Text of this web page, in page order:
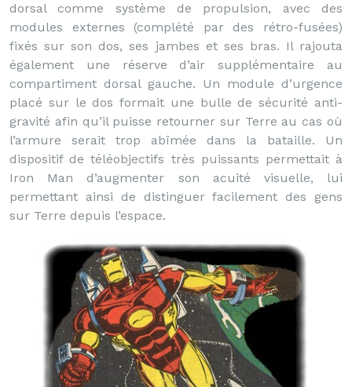
dorsal comme système de propulsion, avec des
modules externes (complété par des rétro-fusées)
fixés sur son dos, ses jambes et ses bras. Il rajouta
également une réserve d’air supplémentaire au
compartiment dorsal gauche. Un module d’urgence
placé sur le dos formait une bulle de sécurité anti-
gravité afin qu’il puisse retourner sur Terre au cas où
l’armure serait trop abîmée dans la bataille. Un
dispositif de téléobjectifs très puissants permettait à
Iron Man d’augmenter son acuité visuelle, lui
permettant ainsi de distinguer facilement des gens
sur Terre depuis l’espace.